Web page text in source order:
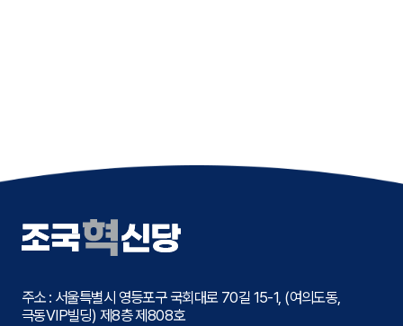
주소 : 서울특별시 영등포구 국회대로 70길 15-1, (여의도동,
극동VIP빌딩) 제8층 제808호